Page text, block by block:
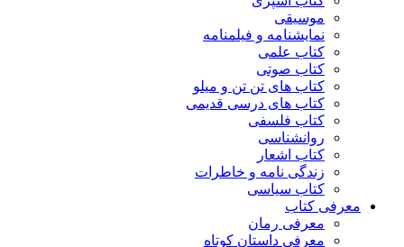
موسیقی
نمایشنامه و فیلمنامه
کتاب علمی
کتاب صوتی
کتاب های تن تن و میلو
کتاب های درسی قدیمی
کتاب فلسفی
روانشناسی
کتاب اشعار
زندگی نامه و خاطرات
کتاب سیاسی
معرفی کتاب
معرفی رمان
معرفی داستان کوتاه